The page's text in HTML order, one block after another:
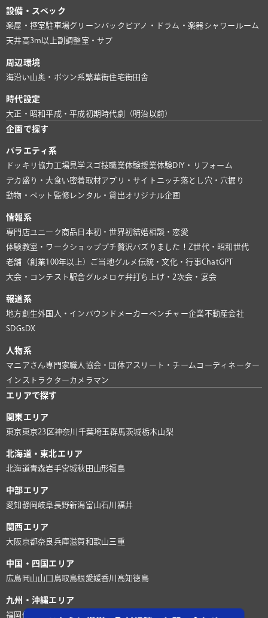
設備・スペック
楽屋・控室駐車場グリーンバック ピアノ・ドラム・楽器シャワールーム
天井高3m以上副調整室・サブ
周辺環境
海沿い山奥・ポツン系繁華街住宅街田舎
時代設定
大正・昭和平成・平成初期時代劇（明治以前）
企画で探す
バラエティ系
ドッキリ協力 工場見学 スゴ技職業体験授業体験 DIY・リフォーム
デカ盛り・大食い密着取材アプリ・サイト ニッチ落とし穴・穴掘り
動物・ペット 監修 レンタル・貸出オリジナル企画
情報系
専門店ユニーク商品 日本初・世界初結婚相談・恋愛
体験教室・ワークショッププチ贅沢バズりました！ Z世代・昭和世代
老舗（創業100年以上）
ご当地グルメ 伝統・文化・行事ChatGPT
大会・コンテスト 駅舎グルメ ロケ弁打ち上げ・2次会・宴会
報道系
地方創生外国人・インバウンド メーカー ベンチャー企業不動産会社
SDGs DX
人物系
マニアさん専門家 職人 協会・団体アスリート・チーム コーディネーター
インストラクターカメラマン
エリアで探す
関東エリア
東京 東京23区神奈川 千葉埼玉群馬茨城栃木山梨
北海道・東北エリア
北海道青森岩手宮城秋田 山形福島
中部エリア
愛知 静岡 岐阜長野新潟富山石川 福井
関西エリア
大阪京都奈良兵庫滋賀和歌山 三重
中国・四国エリア
広島 岡山山口 鳥取島根 愛媛香川 高知徳島
九州・沖縄エリア
福岡 佐賀